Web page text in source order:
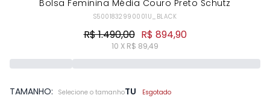
Bolsa Feminina Média Couro Preto Schutz
S5001832990001U_BLACK
R$ 1.490,00 R$ 894,90
10 X R$ 89,49
TAMANHO: Selecione o tamanhoTU Esgotado